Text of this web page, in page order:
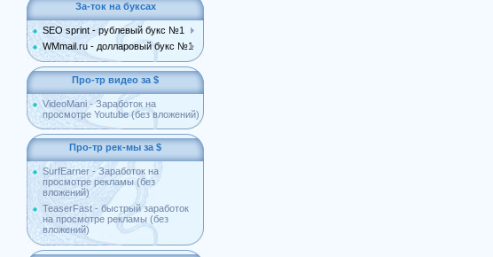
За-ток на буксах
SEO sprint - рублевый букс №1
WMmail.ru - долларовый букс №1
Про-тр видео за $
VideoMani - Заработок на
просмотре Youtube (без вложений)
Про-тр рек-мы за $
SurfEarner - Заработок на
просмотре рекламы (без
вложений)
TeaserFast - быстрый заработок
на просмотре рекламы (без
вложений)